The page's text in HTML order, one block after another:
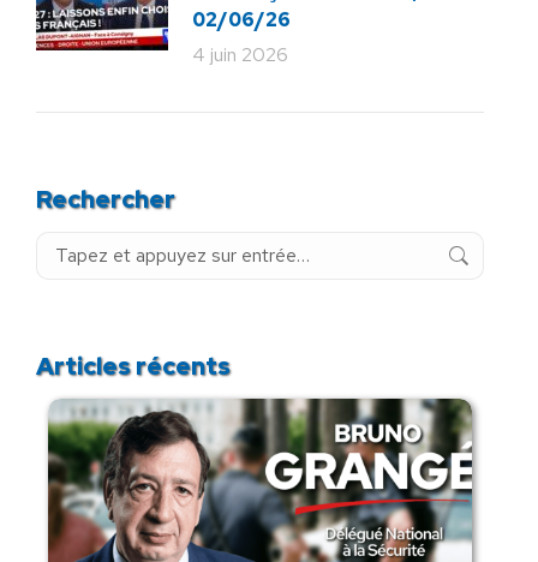
02/06/26
4 juin 2026
Rechercher
Recherche
Articles récents